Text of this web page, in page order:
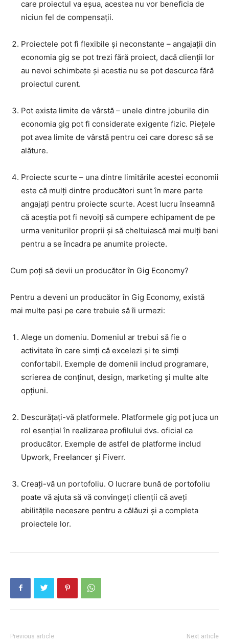
care proiectul va eșua, acestea nu vor beneficia de
niciun fel de compensații.
Proiectele pot fi flexibile și neconstante – angajații din
economia gig se pot trezi fără proiect, dacă clienții lor
au nevoi schimbate și acestia nu se pot descurca fără
proiectul curent.
Pot exista limite de vârstă – unele dintre joburile din
economia gig pot fi considerate exigente fizic. Piețele
pot avea limite de vârstă pentru cei care doresc să se
alăture.
Proiecte scurte – una dintre limitările acestei economii
este că mulți dintre producători sunt în mare parte
angajați pentru proiecte scurte. Acest lucru înseamnă
că aceștia pot fi nevoiți să cumpere echipament de pe
urma veniturilor proprii și să cheltuiască mai mulți bani
pentru a se încadra pe anumite proiecte.
Cum poți să devii un producător în Gig Economy?
Pentru a deveni un producător în Gig Economy, există
mai multe pași pe care trebuie să îi urmezi:
Alege un domeniu. Domeniul ar trebui să fie o
activitate în care simți că excelezi și te simți
confortabil. Exemple de domenii includ programare,
scrierea de conținut, design, marketing și multe alte
opțiuni.
Descurățați-vă platformele. Platformele gig pot juca un
rol esențial în realizarea profilului dvs. oficial ca
producător. Exemple de astfel de platforme includ
Upwork, Freelancer și Fiverr.
Creați-vă un portofoliu. O lucrare bună de portofoliu
poate vă ajuta să vă convingeți clienții că aveți
abilitățile necesare pentru a călăuzi și a completa
proiectele lor.
Previous article Next article